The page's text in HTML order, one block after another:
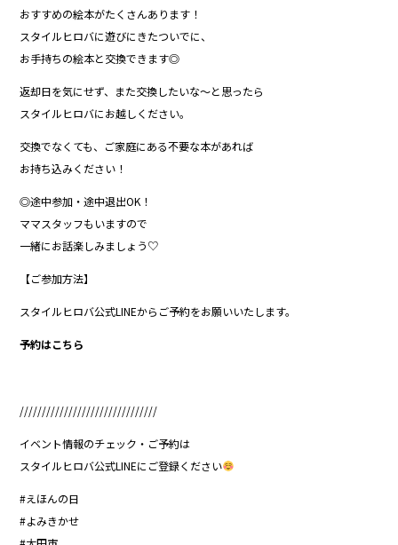
おすすめの絵本がたくさんあります！
スタイルヒロバに遊びにきたついでに、
お手持ちの絵本と交換できます◎
返却日を気にせず、また交換したいな〜と思ったら
スタイルヒロバにお越しください。
交換でなくても、ご家庭にある不要な本があれば
お持ち込みください！
◎途中参加・途中退出OK！
ママスタッフもいますので
一緒にお話楽しみましょう♡
【ご参加方法】
スタイルヒロバ公式LINEからご予約をお願いいたします。
予約はこちら
///////////////////////////////
イベント情報のチェック・ご予約は
スタイルヒロバ公式LINEにご登録ください
#えほんの日
#よみきかせ